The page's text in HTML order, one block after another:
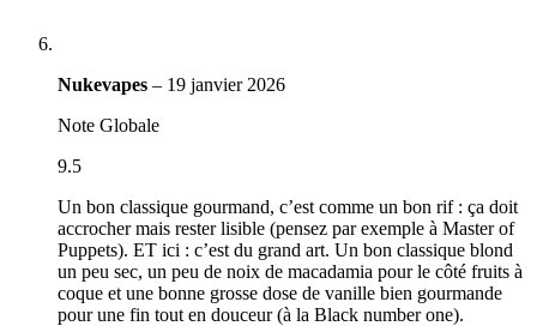
Nukevapes – 19 janvier 2026
Note Globale
9.5
Un bon classique gourmand, c’est comme un bon rif : ça doit
accrocher mais rester lisible (pensez par exemple à Master of
Puppets). ET ici : c’est du grand art. Un bon classique blond
un peu sec, un peu de noix de macadamia pour le côté fruits à
coque et une bonne grosse dose de vanille bien gourmande
pour une fin tout en douceur (à la Black number one).